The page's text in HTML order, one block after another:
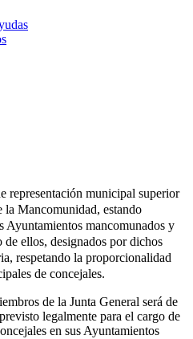
representación municipal superior
Mancomunidad, estando
Ayuntamientos mancomunados y
de ellos, designados por dichos
respetando la proporcionalidad
de concejales.
de la Junta General será de
legalmente para el cargo de
en sus Ayuntamientos